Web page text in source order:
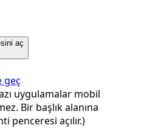
geç
uygulamalar mobil
Bir başlık alanına
penceresi açılır.)